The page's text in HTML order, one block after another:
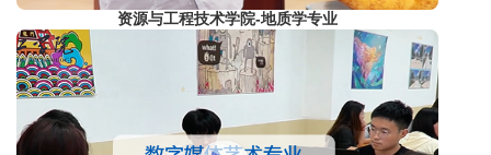
资源与工程技术学院-地质学专业